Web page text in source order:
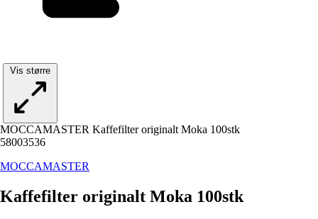
Vis større
MOCCAMASTER Kaffefilter originalt Moka 100stk
58003536
MOCCAMASTER
Kaffefilter originalt Moka 100stk